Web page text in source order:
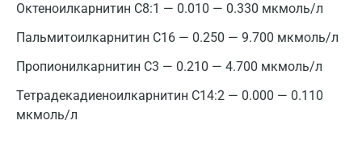
Октеноилкарнитин С8:1 — 0.010 — 0.330 мкмоль/л
Пальмитоилкарнитин С16 — 0.250 — 9.700 мкмоль/л
Пропионилкарнитин С3 — 0.210 — 4.700 мкмоль/л
Тетрадекадиеноилкарнитин С14:2 — 0.000 — 0.110
мкмоль/л
Дзержинск
Дзержинский
Дмитров
Долгопрудный